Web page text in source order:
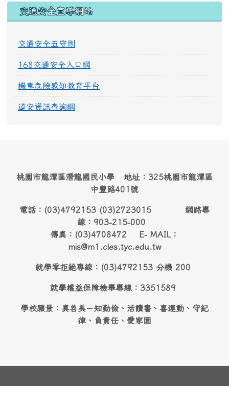
交通安全宣導網站
交通安全五守則
168交通安全入口網
機車危險感知教育平台
道安資訊查詢網
桃園市龍潭區潛龍國民小學 地址：325桃園市龍潭區
中豐路401號
電話：(03)4792153 (03)2723015 網路專
線：903-215-000
傳真：(03)4708472 E- MAIL：
mis@m1.cles.tyc.edu.tw
就學零拒絶專線：(03)4792153 分機 200
就學權益保障檢舉專線：3351589
學校願景：真善美－知勤儉、活讀書、喜運動、守紀
律、負責任、愛家園